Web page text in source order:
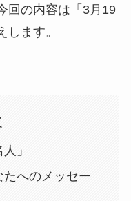
回の内容は「3月19
します。
」
へのメッセー